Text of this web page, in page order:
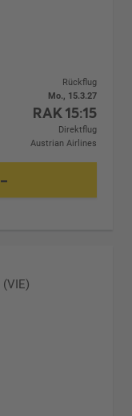
Rückflug
Mo., 15.3.27
RAK15:15
Direktflug
Austrian Airlines
(VIE)